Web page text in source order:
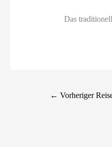
Das
← Vorheriger